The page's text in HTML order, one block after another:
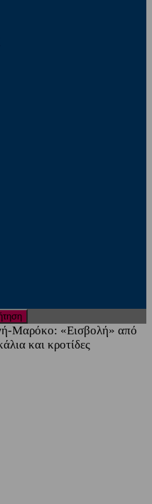
Μαρόκο: «Εισβολή» από
και κροτίδες